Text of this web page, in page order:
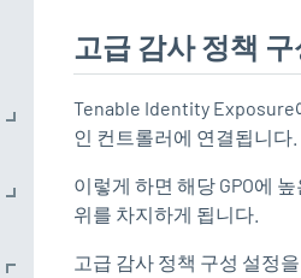
고급 감사 정책
Tenable Identity Exposure
인 컨트롤러에 연결됩니다.
이렇게 하면 해당 GPO에
위를 차지하게 됩니다.
고급 감사 정책 구성 설정